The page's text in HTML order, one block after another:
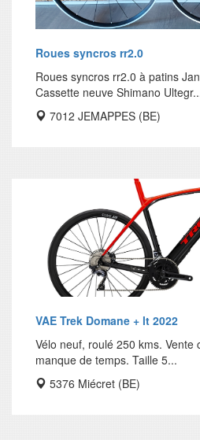
Roues syncros rr2.0
Roues syncros rr2.0 à patins
Cassette neuve Shimano
7012 JEMAPPES (BE)
VAE Trek Domane + lt 2022
Vélo neuf, roulé 250 kms. Vente
manque de temps. Taille 5...
5376 Miécret (BE)